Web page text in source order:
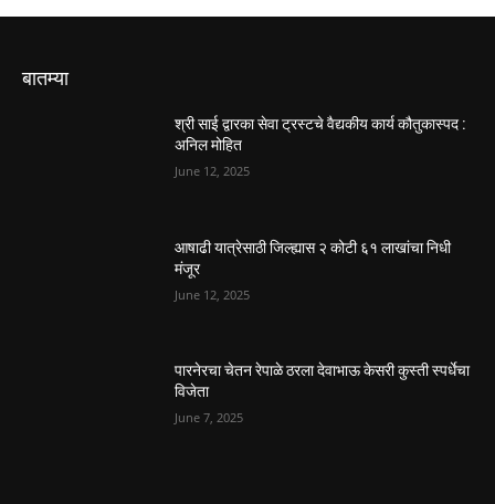
बातम्या
श्री साई द्वारका सेवा ट्रस्टचे वैद्यकीय कार्य कौतुकास्पद :
अनिल मोहित
June 12, 2025
आषाढी यात्रेसाठी जिल्ह्यास २ कोटी ६१ लाखांचा निधी
मंजूर
June 12, 2025
पारनेरचा चेतन रेपाळे ठरला देवाभाऊ केसरी कुस्ती स्पर्धेचा
विजेता
June 7, 2025